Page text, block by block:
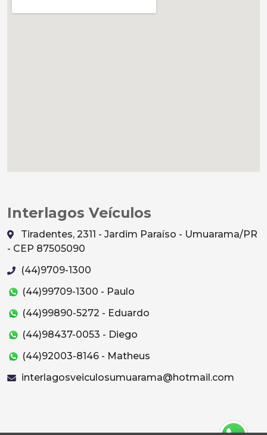
Interlagos Veículos
Tiradentes, 2311 - Jardim Paraíso - Umuarama/PR
- CEP 87505090
(44)9709-1300
(44)99709-1300 - Paulo
(44)99890-5272 - Eduardo
(44)98437-0053 - Diego
(44)92003-8146 - Matheus
interlagosveiculosumuarama@hotmail.com